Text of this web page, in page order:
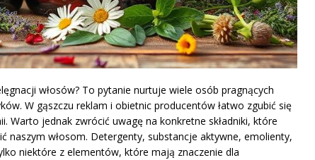
włosów? To pytanie nurtuje wiele osób pragnących
W gąszczu reklam i obietnic producentów łatwo zgubić się
Warto jednak zwrócić uwagę na konkretne składniki, które
naszym włosom. Detergenty, substancje aktywne, emolienty,
niektóre z elementów, które mają znaczenie dla